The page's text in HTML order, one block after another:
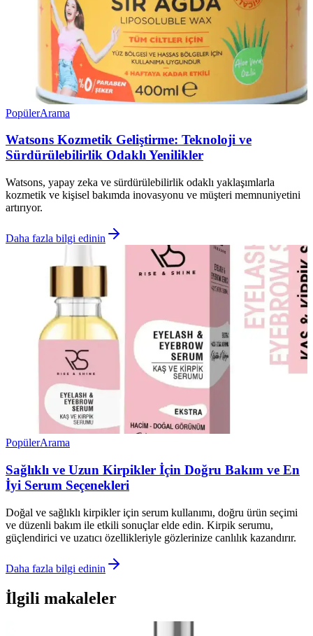
PopülerArama
Watsons Kozmetik Geliştirme: Teknoloji ve
Sürdürülebilirlik Odaklı Yenilikler
Watsons, yapay zeka ve sürdürülebilirlik odaklı yaklaşımlarla
kozmetik ve kişisel bakımda inovasyonu ve müşteri memnuniyetini
artırıyor.
Daha fazla bilgi edinin
PopülerArama
Sağlıklı ve Uzun Kirpikler İçin Doğru Bakım ve En
İyi Serum Seçenekleri
Doğal ve sağlıklı kirpikler için serum kullanımı, doğru ürün seçimi
ve düzenli bakım ile etkili sonuçlar elde edin. Kirpik serumu,
güçlendirici ve uzatıcı özellikleriyle gözlerinize canlılık kazandırır.
Daha fazla bilgi edinin
İlgili makaleler